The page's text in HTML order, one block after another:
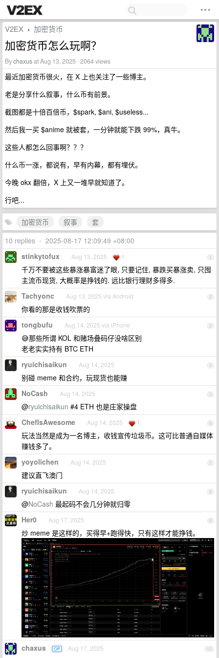
V2EX › 加密货币
加密货币怎么玩啊？
Bychaxusat Aug 13, 2025 · 2064 views
最近加密货币很火，在 X 上也关注了一些博主。
老是分享什么叙事，什么币有前景。
截图都是十倍百倍币，$spark, $ani, $useless...
然后我一买 $anime 就被套，一分钟就能下跌 99%，真牛。
这些人都怎么回事啊？？？
什么币一涨，都说有，早有内幕，都有埋伏。
今晚 okx 翻倍，X 上又一堆早就知道了。
行吧...
加密货币 叙事
套
10 replies • 2025-08-17 12:09:49 +08:00
1
stinkytofux Aug 13, 2025 1
千万不要被这些暴涨暴富迷了眼, 只要记住, 暴跌买暴涨卖, 只囤
主流币现货, 大概率是挣钱的. 远比银行理财多得多.
2
Tachyonc Aug 13, 2025 via Android
你看的那是收钱吹票的
3
tongbufu Aug 14, 2025 via iPhone
😅那些所谓 KOL 和赌场叠码仔没啥区别
老老实实持有 BTC ETH
4
ryuichisaikun Aug 14, 2025
别碰 meme 和合约，玩现货也能赚
5
NoCash Aug 14, 2025
@ryuichisaikun #4 ETH 也是庄家操盘
6
ChefIsAwesome Aug 14, 2025 1
玩法当然是成为一名博主，收钱宣传垃圾币。这可比普通自媒体
赚钱多了。
7
yoyolichen Aug 14, 2025
建议直飞澳门
8
ryuichisaikun Aug 14, 2025
@NoCash 最起码不会几分钟就归零
9
Her0 Aug 17, 2025
炒 meme 是这样的，买得早+跑得快，只有这样才能挣钱。
10
chaxus OP Aug 17, 2025